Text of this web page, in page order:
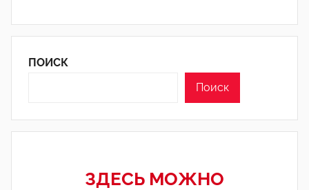
ПОИСК
Поиск
ЗДЕСЬ МОЖНО